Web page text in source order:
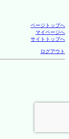
ページトップへ
マイページへ
サイトトップへ
ログアウト